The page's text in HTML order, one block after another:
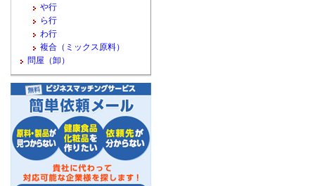
や行
ら行
わ行
複合（ミックス原料）
問屋（卸）